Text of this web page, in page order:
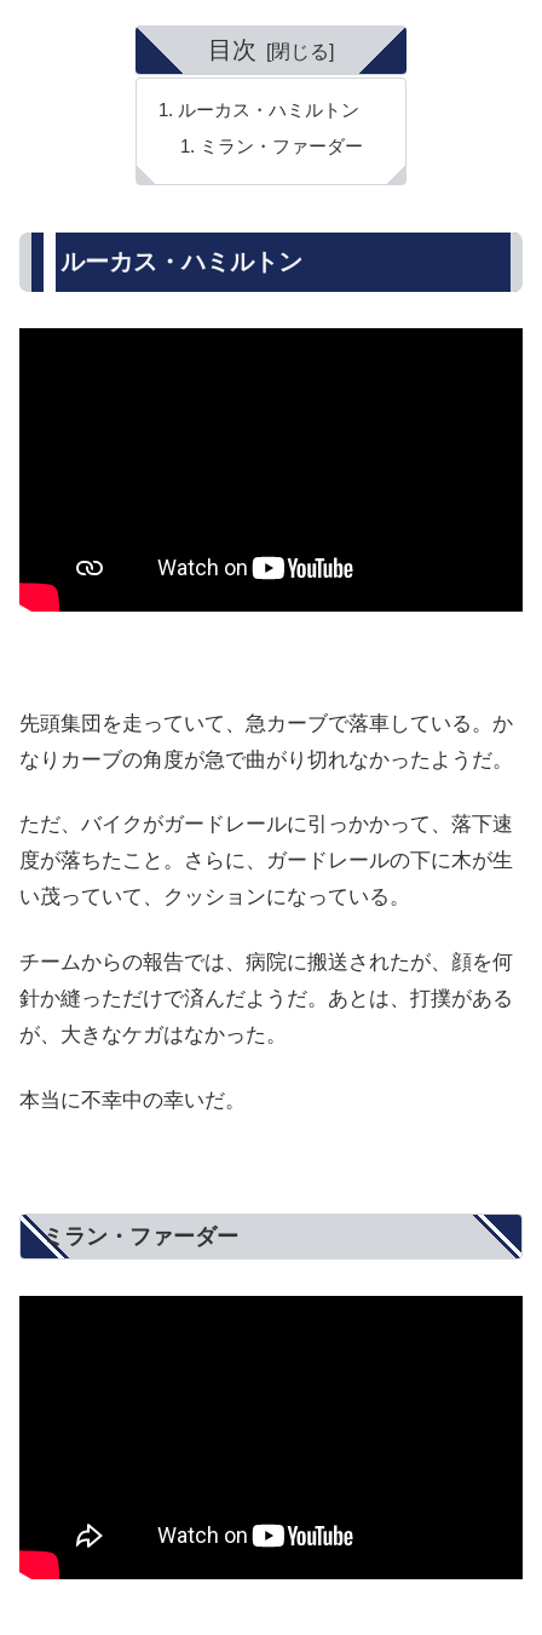
目次
ルーカス・ハミルトン
ミラン・ファーダー
ルーカス・ハミルトン
先頭集団を走っていて、急カーブで落車している。か
なりカーブの角度が急で曲がり切れなかったようだ。
ただ、バイクがガードレールに引っかかって、落下速
度が落ちたこと。さらに、ガードレールの下に木が生
い茂っていて、クッションになっている。
チームからの報告では、病院に搬送されたが、顔を何
針か縫っただけで済んだようだ。あとは、打撲がある
が、大きなケガはなかった。
本当に不幸中の幸いだ。
ミラン・ファーダー